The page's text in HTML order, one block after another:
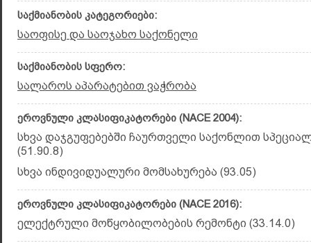
საქმიანობის კატეგორიები:
საოფისე და საოჯახო საქონელი
საქმიანობის სფერო:
სალაროს აპარატებით ვაჭრობა
ეროვნული კლასიფიკატორები (NACE 2004):
სხვა დაჯგუფებებში ჩაურთველი საქონლით
(51.90.8)
სხვა ინდივიდუალური მომსახურება (93.05)
ეროვნული კლასიფიკატორები (NACE 2016):
ელექტრული მოწყობილობების რემონ­ტი (33.14.0)